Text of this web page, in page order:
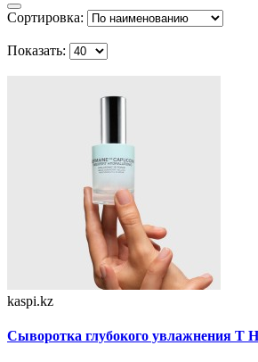
Сортировка:
Показать:
kaspi.kz
Сыворотка глубокого увлажнения T